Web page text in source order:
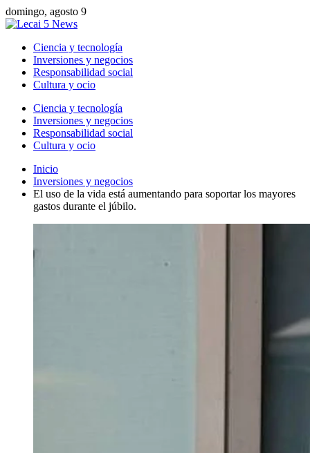
domingo, agosto 9
Ciencia y tecnología
Inversiones y negocios
Responsabilidad social
Cultura y ocio
Ciencia y tecnología
Inversiones y negocios
Responsabilidad social
Cultura y ocio
Inicio
Inversiones y negocios
El uso de la vida está aumentando para soportar los mayores
gastos durante el júbilo.